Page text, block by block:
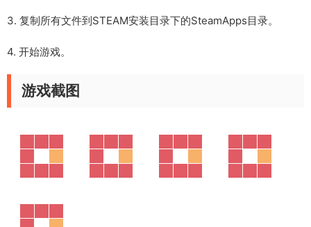
3. 复制所有文件到STEAM安装目录下的SteamApps目录。
4. 开始游戏。
游戏截图